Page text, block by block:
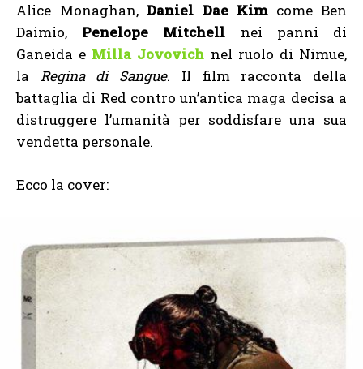
Alice Monaghan, Daniel Dae Kimcome Ben
Daimio, Penelope Mitchell nei panni di
Ganeida e Milla Jovovich nel ruolo di Nimue,
la Regina di Sangue. Il film racconta della
battaglia di Red contro un’antica maga decisa a
distruggere l’umanità per soddisfare una sua
vendetta personale.
Ecco la cover: